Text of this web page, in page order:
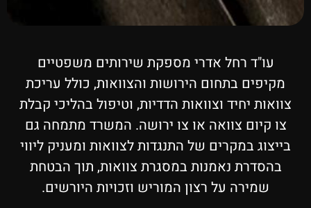
עו"ד רחל אדרי מספקת שירותים משפטיים
מקיפים בתחום הירושות והצוואות, כולל עריכת
צוואות יחיד וצוואות הדדיות, וטיפול בהליכי קבלת
צו קיום צוואה או צו ירושה. המשרד מתמחה גם
בייצוג במקרים של התנגדות לצוואות ומעניק ליווי
בהסדרת נאמנות במסגרת צוואות, תוך הבטחת
שמירה על רצון המוריש וזכויות היורשים.